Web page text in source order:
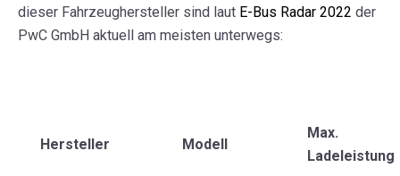
dieser Fahrzeughersteller sind laut E-Bus Radar 2022 der
PwC GmbH aktuell am meisten unterwegs:
Hersteller Modell
Max.
Ladeleistung